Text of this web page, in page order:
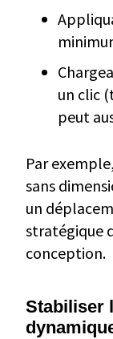
un clic
peut
Par
sans
un
stratégique
conception.
Stabiliser